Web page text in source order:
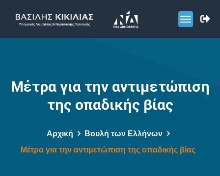
Μέτρα για την αντιμετώπιση
της οπαδικής βίας
Αρχική
Βουλή των Ελλήνων
Μέτρα για την αντιμετώπιση της οπαδικής βίας